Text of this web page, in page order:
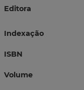
Editora
Indexação
ISBN
Volume